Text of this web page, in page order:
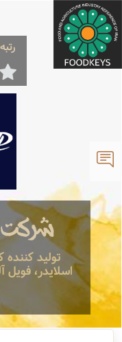
شرکت
تولید
اسلایدر، فویل
×
معرفی
تاریخچه
لیست
محصولات
آدرس و